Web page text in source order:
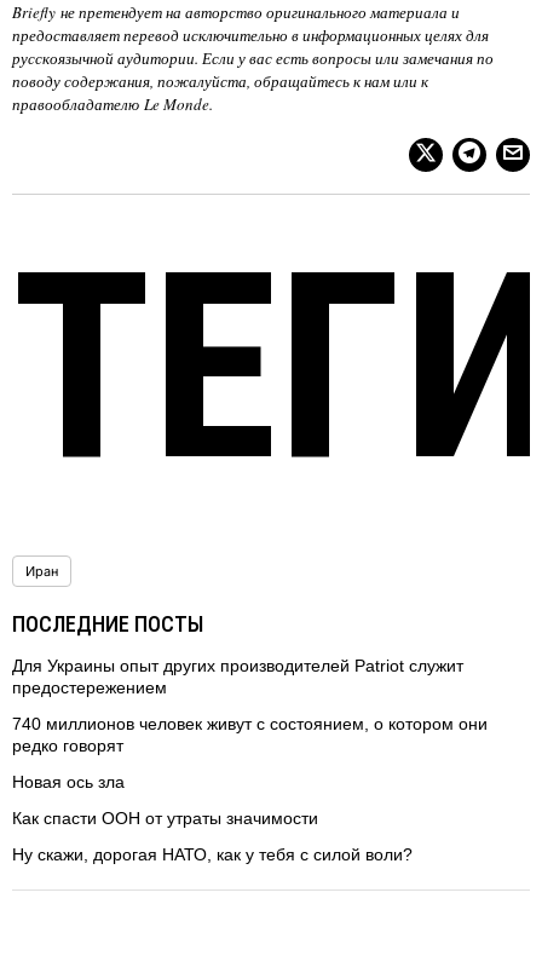
Briefly не претендует на авторство оригинального материала и
предоставляет перевод исключительно в информационных целях для
русскоязычной аудитории. Если у вас есть вопросы или замечания по
поводу содержания, пожалуйста, обращайтесь к нам или к
правообладателю Le Monde.
Иран
ПОСЛЕДНИЕ ПОСТЫ
Для Украины опыт других производителей Patriot служит
предостережением
740 миллионов человек живут с состоянием, о котором они
редко говорят
Новая ось зла
Как спасти ООН от утраты значимости
Ну скажи, дорогая НАТО, как у тебя с силой воли?